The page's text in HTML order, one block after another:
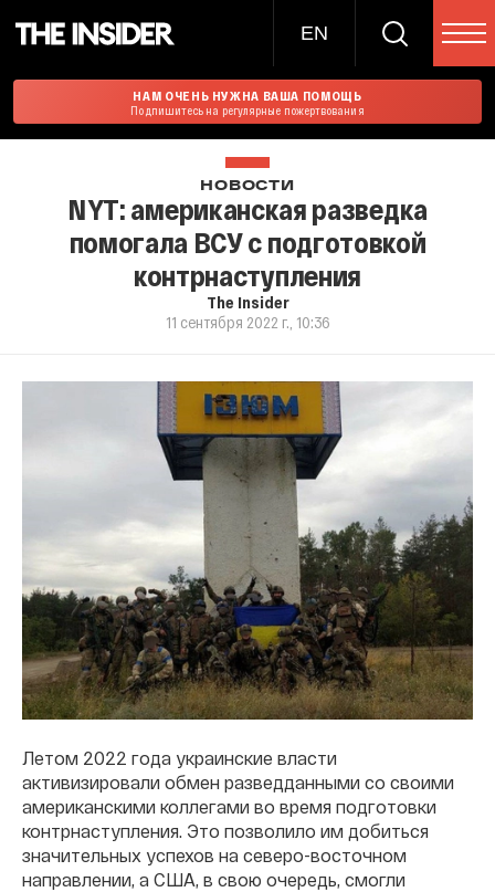
EN
НАМ ОЧЕНЬ НУЖНА ВАША ПОМОЩЬ
Подпишитесь на регулярные пожертвования
НОВОСТИ
NYT: американская разведка
помогала ВСУ с подготовкой
контрнаступления
The Insider
11 сентября 2022 г., 10:36
Летом 2022 года украинские власти
активизировали обмен разведданными со своими
американскими коллегами во время подготовки
контрнаступления. Это позволило им добиться
значительных успехов на северо-восточном
направлении, а США, в свою очередь, смогли